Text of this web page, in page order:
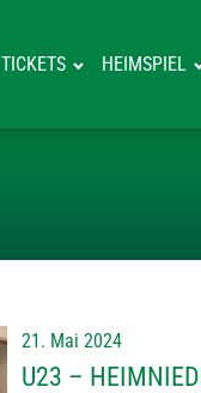
TICKETS HEIMSPIEL
21. Mai 2024
U23 –